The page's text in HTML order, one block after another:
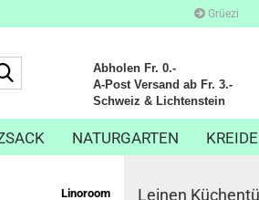
Grüezi
Abholen Fr. 0.-
A-Post Versand ab Fr. 3.-
Schweiz & Lichtenstein
NATURGARTEN
Linoroom Leinen